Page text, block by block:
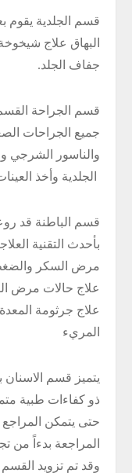
قسم الجلدية يقوم
البهاق علاج
جفاف الجلد.
قسم الجراحة
جميع الجراحات
والناسور الشرجي
الجلدية وأخذ
قسم الباطنة قد
بأحدث التقنية
مرض السكر
علاج حالات مرض
علاج جرثومة
المريء
يتميز قسم الاسنان
ذو كفاءات طبية
حتى يتمكن المراجع
المراجعة بدءاً من
وقد تم تزويد القسم